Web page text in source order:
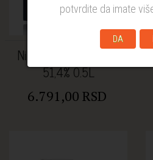
potvrdite da imate
DA
Nikka From the Barrel
51,4% 0.5L
6.791,00 RSD